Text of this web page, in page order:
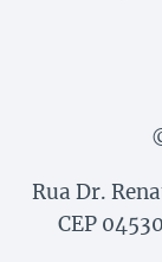
Rua Dr.
CEP